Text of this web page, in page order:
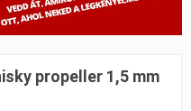
propeller 1,5 mm